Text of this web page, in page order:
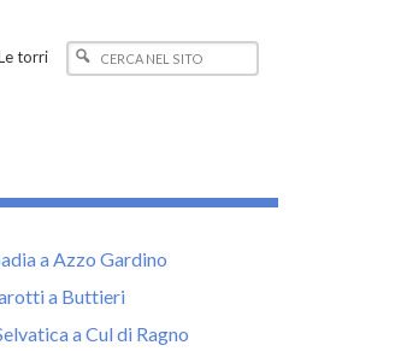
torri
a Azzo Gardino
a Buttieri
a Cul di Ragno